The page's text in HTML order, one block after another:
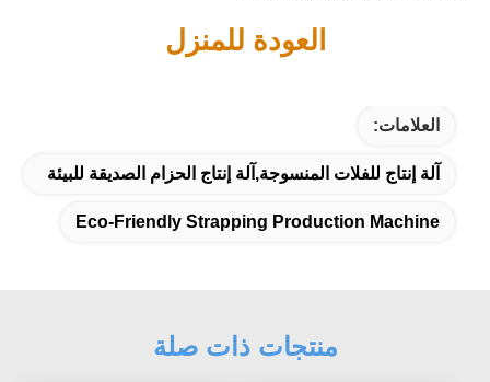
العودة للمنزل
العلامات:
آلة إنتاج للفلات المنسوجة,آلة إنتاج الحزام الصديقة للبيئة
Eco-Friendly Strapping Production Machine
منتجات ذات صلة